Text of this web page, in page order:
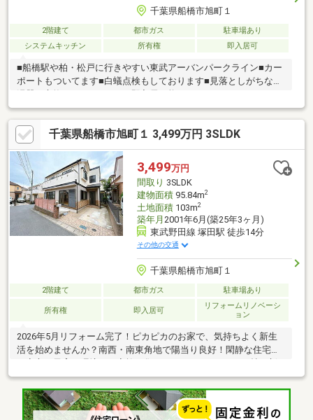
千葉県船橋市旭町１
2階建て 都市ガス
駐車場あり
システムキッチン
所有権 即入居可
■船橋駅や柏・松戸に行きやすい東武アーバンパークライン■カー
ポートもついてます■白蟻点検もしております■見落としがちな給
千葉県船橋市旭町１ 3,499万円 3SLDK
3,499万円
間取り 3SLDK
建物面積95.84m2
土地面積103m2
築年月 2001年6月(築25年3ヶ月)
東武野田線 塚田駅 徒歩14分
その他の交通
千葉県船橋市旭町１
2階建て 都市ガス 駐車場あり
所有権 即入居可
リフォームリノベーシ
ョン
2026年5月リフォーム完了！ピカピカのお家で、気持ちよく新生
活を始めませんか？南西・南東角地で陽当り良好！閑静な住宅街
生活をすぐにはじめられる「即引渡可」！※その他交通：京成電
鉄バス「運動公園前」停歩13分（1000ｍ）※カースペース台数は
車種によります。※情報と現況が相違する場合は、現況優先とし
ます。※域に関しては自治体や教育委員会等にご確認ください。